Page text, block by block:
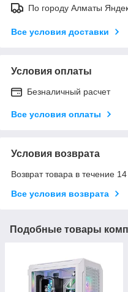
По городу Алматы
Все условия доставки
Условия оплаты
Безналичный расчет
Все условия оплаты
Условия возврата
Возврат товара в течение
Все условия возврата
Подобные товары